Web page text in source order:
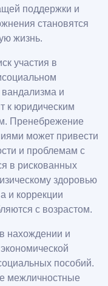
поддержки и
становятся
жизнь.
участия в
и
к юридическим
Пренебрежение
может привести
и проблемам с
в рискованных
здоровью
и коррекции
с возрастом.
нахождении и
пособий.
межличностные